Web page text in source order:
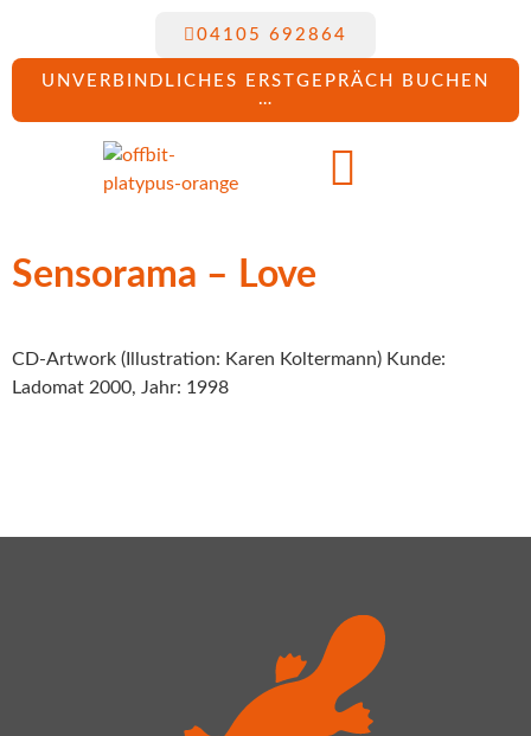
UNVERBINDLICHES ERSTGEPRÄCH BUCHEN
…
04105 692864
Sensorama – Love
CD-Artwork (Illustration: Karen Koltermann) Kunde:
Ladomat 2000, Jahr: 1998